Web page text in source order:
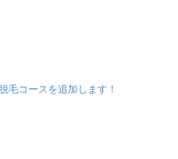
毛コースを追加します！